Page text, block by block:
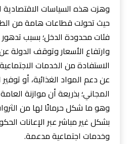
وهزت هذه السياسات الاقتصادية
حيث تحولت قطاعات هامة من
فئات محدودة الدخل؛ بسبب تدهور
وارتفاع الأسعار وتوقف الدولة
الاستفادة من الخدمات
عن دعم المواد الغذائية، أو توفير
المجاني؛ بذريعة أن موازنة
وهو ما شكل حرمانًا لها من
بشكل غير مباشر عبر الإعانات
وخدمات اجتماعية مدعمة.